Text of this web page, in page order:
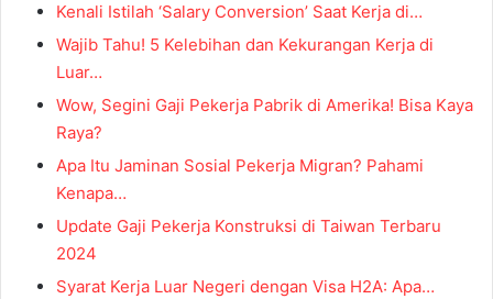
Kenali Istilah ‘Salary Conversion’ Saat Kerja di…
Wajib Tahu! 5 Kelebihan dan Kekurangan Kerja di
Luar…
Wow, Segini Gaji Pekerja Pabrik di Amerika! Bisa Kaya
Raya?
Apa Itu Jaminan Sosial Pekerja Migran? Pahami
Kenapa…
Update Gaji Pekerja Konstruksi di Taiwan Terbaru
2024
Syarat Kerja Luar Negeri dengan Visa H2A: Apa…